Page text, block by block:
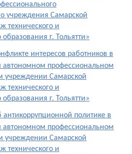
учреждения Самарской
технического и
г. Тольятти»
интересов работников в
автономном профессиональном
учреждении Самарской
технического и
г. Тольятти»
антикоррупционной политике в
автономном профессиональном
учреждении Самарской
технического и